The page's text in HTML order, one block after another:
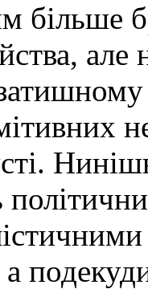
більше